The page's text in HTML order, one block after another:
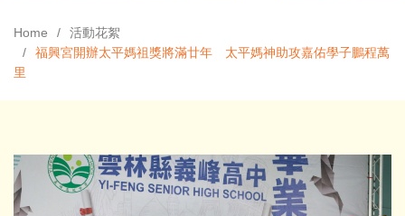
Home
活動花絮
福興宮開辦太平媽祖獎將滿廿年 太平媽神助攻嘉佑學子鵬程萬
里